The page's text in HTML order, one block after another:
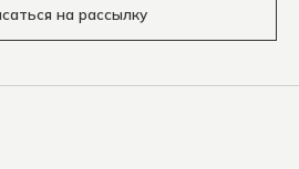
на рассылку